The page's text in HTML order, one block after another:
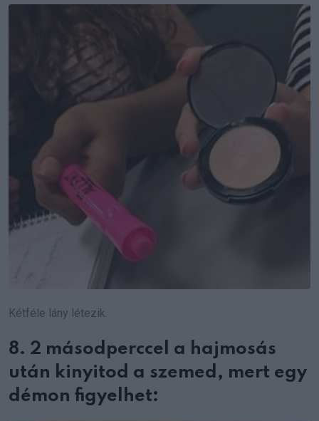
Kétféle lány létezik.
8. 2 másodperccel a hajmosás
után kinyitod a szemed, mert egy
démon figyelhet: